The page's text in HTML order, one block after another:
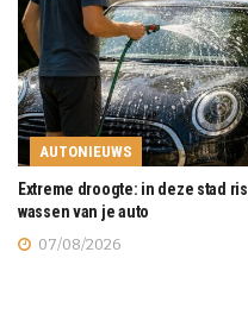
AUTONIEUWS
Extreme droogte: in deze stad
wassen van je auto
07/08/2026